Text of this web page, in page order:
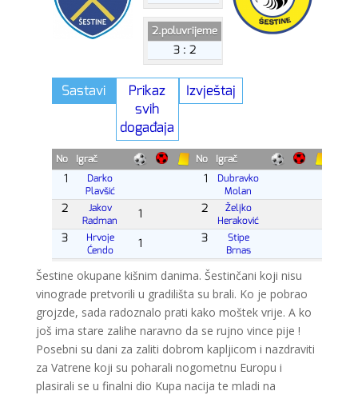
Šestine okupane kišnim danima. Šestinčani koji nisu
vinograde pretvorili u gradilišta su brali. Ko je pobrao
grojzde, sada radoznalo prati kako moštek vrije. A ko
još ima stare zalihe naravno da se rujno vince pije !
Posebni su dani za zaliti dobrom kapljicom i nazdraviti
za Vatrene koji su poharali nogometnu Europu i
plasirali se u finalni dio Kupa nacija te mladi na